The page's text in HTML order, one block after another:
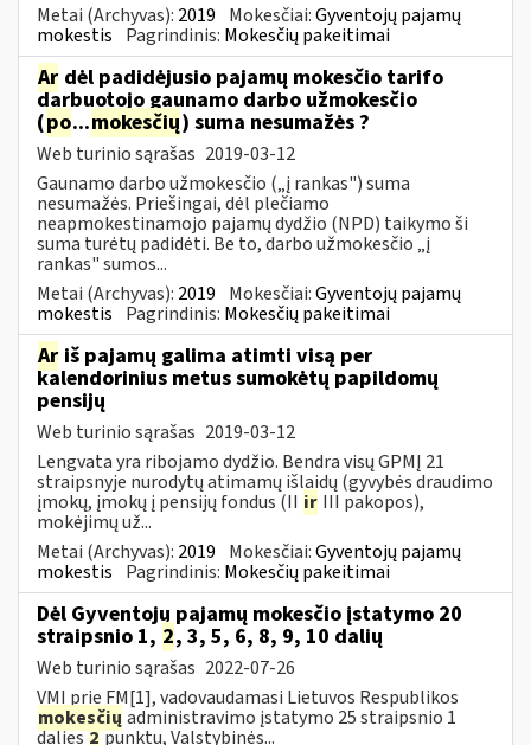
Metai (Archyvas): 2019 Mokesčiai:Gyventojų pajamų
mokestis Pagrindinis: Mokesčių pakeitimai
Ar dėl padidėjusio pajamų mokesčio tarifo
darbuotojo gaunamo darbo užmokesčio
(po...mokesčių) suma nesumažės ?
Web turinio sąrašas 2019-03-12
Gaunamo darbo užmokesčio („į rankas") suma
nesumažės. Priešingai, dėl plečiamo
neapmokestinamojo pajamų dydžio (NPD) taikymo ši
suma turėtų padidėti. Be to, darbo užmokesčio „į
rankas" sumos...
Metai (Archyvas): 2019 Mokesčiai:Gyventojų pajamų
mokestis Pagrindinis: Mokesčių pakeitimai
Ar iš pajamų galima atimti visą per
kalendorinius metus sumokėtų papildomų
pensijų
Web turinio sąrašas 2019-03-12
Lengvata yra ribojamo dydžio. Bendra visų GPMĮ 21
straipsnyje nurodytų atimamų išlaidų (gyvybės draudimo
įmokų, įmokų į pensijų fondus (II ir III pakopos),
mokėjimų už...
Metai (Archyvas): 2019 Mokesčiai:Gyventojų pajamų
mokestis Pagrindinis: Mokesčių pakeitimai
Dėl Gyventojų pajamų mokesčio įstatymo 20
straipsnio 1, 2, 3, 5, 6, 8, 9, 10 dalių
Web turinio sąrašas 2022-07-26
VMI prie FM[1], vadovaudamasi Lietuvos Respublikos
mokesčių administravimo įstatymo 25 straipsnio 1
dalies2punktu, Valstybinės...